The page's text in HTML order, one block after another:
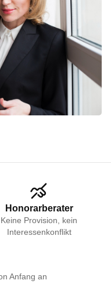
Honorarberater
Keine Provision, kein
Interessenkonflikt
Anfang an